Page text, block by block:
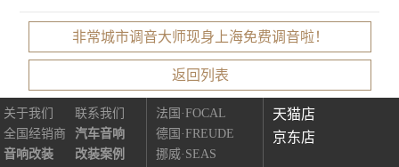
非常城市调音大师现身上海免费调音啦！
返回列表
非常城市
关于我们
联系我们
全国经销商
汽车音响
音响改装
改装案例
知名品牌
法国·FOCAL
德国·FREUDE
挪威·SEAS
线上商城
天猫店
京东店